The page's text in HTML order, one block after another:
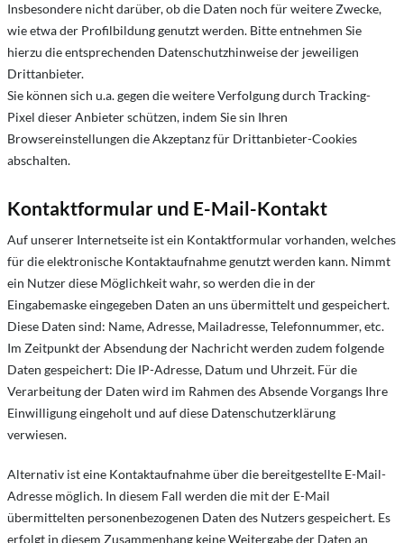
Insbesondere nicht darüber, ob die Daten noch für weitere Zwecke,
wie etwa der Profilbildung genutzt werden. Bitte entnehmen Sie
hierzu die entsprechenden Datenschutzhinweise der jeweiligen
Drittanbieter.
Sie können sich u.a. gegen die weitere Verfolgung durch Tracking-
Pixel dieser Anbieter schützen, indem Sie sin Ihren
Browsereinstellungen die Akzeptanz für Drittanbieter-Cookies
abschalten.
Kontaktformular und E-Mail-Kontakt
Auf unserer Internetseite ist ein Kontaktformular vorhanden, welches
für die elektronische Kontaktaufnahme genutzt werden kann. Nimmt
ein Nutzer diese Möglichkeit wahr, so werden die in der
Eingabemaske eingegeben Daten an uns übermittelt und gespeichert.
Diese Daten sind: Name, Adresse, Mailadresse, Telefonnummer, etc.
Im Zeitpunkt der Absendung der Nachricht werden zudem folgende
Daten gespeichert: Die IP-Adresse, Datum und Uhrzeit. Für die
Verarbeitung der Daten wird im Rahmen des Absende Vorgangs Ihre
Einwilligung eingeholt und auf diese Datenschutzerklärung
verwiesen.
Alternativ ist eine Kontaktaufnahme über die bereitgestellte E-Mail-
Adresse möglich. In diesem Fall werden die mit der E-Mail
übermittelten personenbezogenen Daten des Nutzers gespeichert. Es
erfolgt in diesem Zusammenhang keine Weitergabe der Daten an